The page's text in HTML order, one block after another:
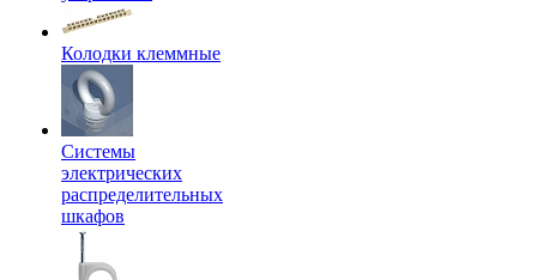
Колодки клеммные
Системы
электрических
распределительных
шкафов